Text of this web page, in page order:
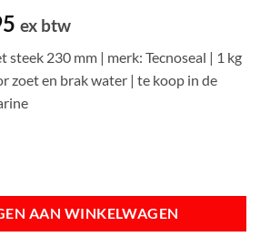
Huidige
is:
€ 17,95.
ex btw
230 mm | merk: Tecnoseal | 1 kg
zoet en brak water | te koop in de
AAN WINKELWAGEN